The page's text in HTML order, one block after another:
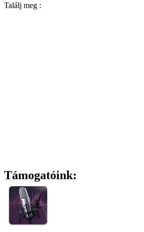
Találj meg :
Támogatóink: